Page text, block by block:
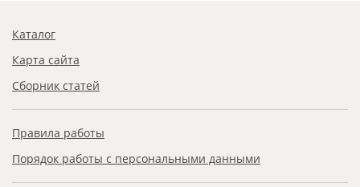
Каталог
Карта сайта
Сборник статей
Правила работы
Порядок работы с персональными данными